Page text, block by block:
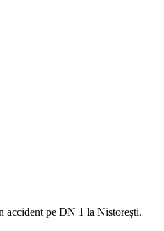
accident pe DN 1 la Nistorești.